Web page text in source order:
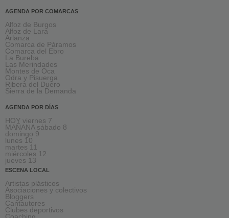
AGENDA POR COMARCAS
Alfoz de Burgos
Alfoz de Lara
Arlanza
Comarca de Páramos
Comarca del Ebro
La Bureba
Las Merindades
Montes de Oca
Odra y Pisuerga
Ribera del Duero
Sierra de la Demanda
AGENDA POR DÍAS
HOY viernes 7
MAÑANA sábado 8
domingo 9
lunes 10
martes 11
miércoles 12
jueves 13
ESCENA LOCAL
Artistas plásticos
Asociaciones y colectivos
Bloggers
Cantautores
Clubes deportivos